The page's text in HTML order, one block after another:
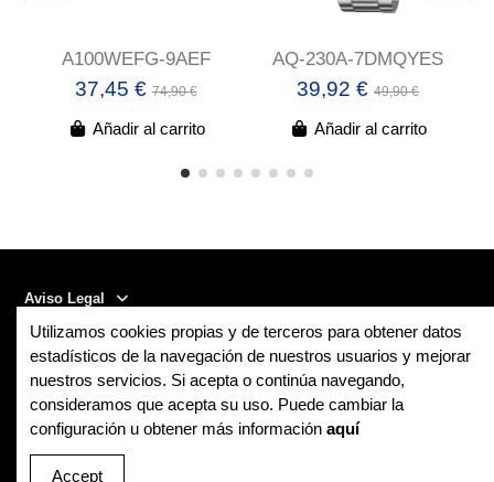
A100WEFG-9AEF
37,45 €74,90 €
Añadir al carrito
AQ-230A-7DMQYES
39,92 €49,90 €
Añadir al carrito
Aviso Legal
Contact us
Follow us
Newsletter
Utilizamos cookies propias y de terceros para obtener datos
estadísticos de la navegación de nuestros usuarios y mejorar
nuestros servicios. Si acepta o continúa navegando,
consideramos que acepta su uso. Puede cambiar la
configuración u obtener más información aquí
Accept